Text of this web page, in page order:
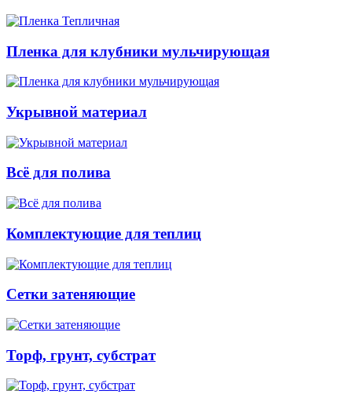
Пленка для клубники мульчирующая
Укрывной материал
Всё для полива
Комплектующие для теплиц
Сетки затеняющие
Торф, грунт, субстрат